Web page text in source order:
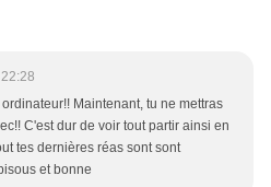
Maintenant, tu ne mettras
C'est dur de voir tout partir ainsi en
tes dernières réas sont sont
et bonne